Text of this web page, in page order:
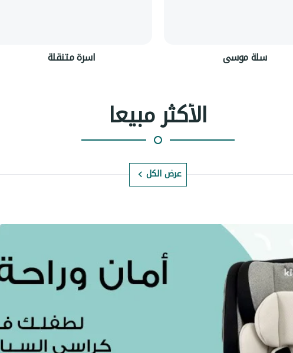
سلة موسى اسرة متنقلة
الأكثر مبيعا
عرض الكل